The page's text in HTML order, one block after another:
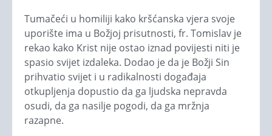
Tumačeći u homiliji kako kršćanska vjera svoje
uporište ima u Božjoj prisutnosti, fr. Tomislav je
rekao kako Krist nije ostao iznad povijesti niti je
spasio svijet izdaleka. Dodao je da je Božji Sin
prihvatio svijet i u radikalnosti događaja
otkupljenja dopustio da ga ljudska nepravda
osudi, da ga nasilje pogodi, da ga mržnja
razapne.